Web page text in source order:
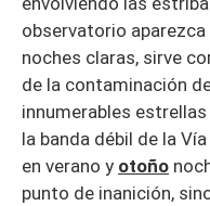
observatorio aparezca
noches claras, sirve
de la contaminación
innumerables
la banda débil de la
en verano y otoño
punto de inanición,